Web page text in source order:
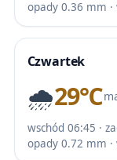
opady 0.36 mm ·
Czwartek
🌧️29℃
wschód 06:45 ·
opady 0.72 mm ·